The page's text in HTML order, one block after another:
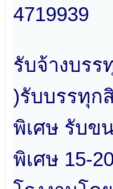
4719939
รับจ้างบรร
)รับบรรทุก
พิเศษ รับข
พิเศษ 15-